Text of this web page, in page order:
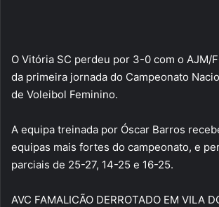
O Vitória SC perdeu por 3-0 com o AJM/
da primeira jornada do Campeonato
de Voleibol Feminino.
A equipa treinada por Óscar Barros
equipas mais fortes do campeonato, e
parciais de 25-27, 14-25 e 16-25.
AVC FAMALICÃO DERROTADO EM VILA